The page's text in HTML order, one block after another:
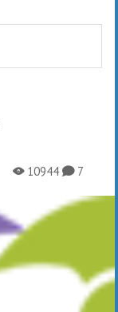
X10944K7